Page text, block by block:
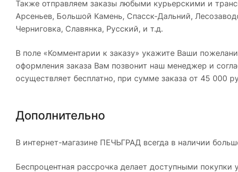
Также отправляем заказы любыми курьерскими и
Арсеньев, Большой Камень, Спасск-Дальний,
Черниговка, Славянка, Русский, и т.д.
В поле «Комментарии к заказу» укажите Ваши
оформления заказа Вам позвонит наш менеджер и
осуществляет бесплатно, при сумме заказа от 45 000
Дополнительно
В интернет-магазине ПЕЧЬГРАД всегда в наличии
Беспроцентная рассрочка делает доступными покупки